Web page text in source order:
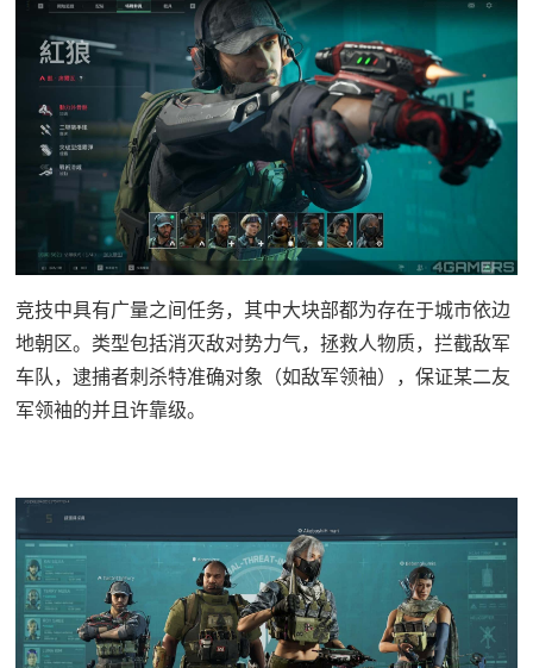
竞技中具有广量之间任务，其中大块部都为存在于城市依边
地朝区。类型包括消灭敌对势力气，拯救人物质，拦截敌军
车队，逮捕者刺杀特准确对象（如敌军领袖），保证某二友
军领袖的并且许靠级。